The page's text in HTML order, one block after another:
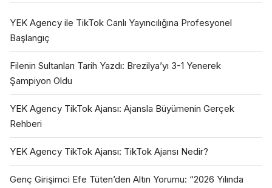
YEK Agency ile TikTok Canlı Yayıncılığına Profesyonel
Başlangıç
Filenin Sultanları Tarih Yazdı: Brezilya’yı 3-1 Yenerek
Şampiyon Oldu
YEK Agency TikTok Ajansı: Ajansla Büyümenin Gerçek
Rehberi
YEK Agency TikTok Ajansı: TikTok Ajansı Nedir?
Genç Girişimci Efe Tüten’den Altın Yorumu: “2026 Yılında